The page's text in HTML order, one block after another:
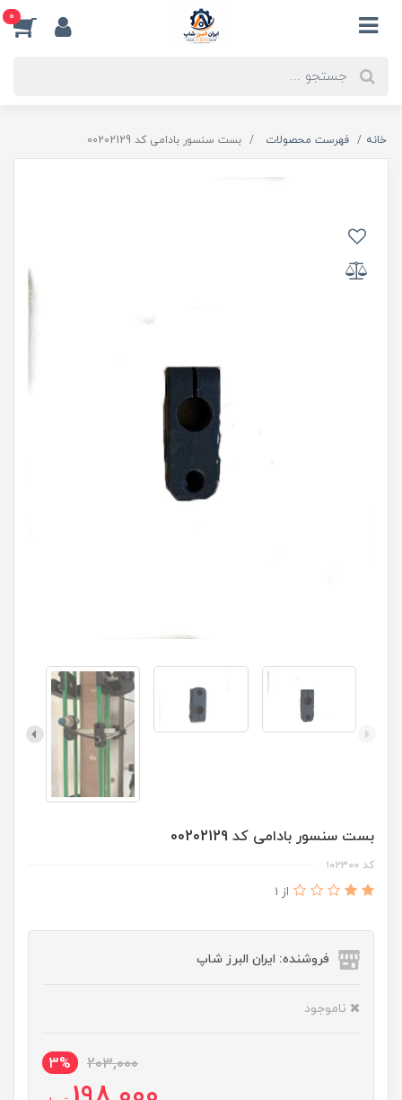
0
خانه فهرست محصولات بست سنسور بادامی کد 00202129
بست سنسور بادامی کد 00202129
کد ۱۰۲۳۰۰
از 1
فروشنده: ایران البرز شاپ
ناموجود
203,000
3%